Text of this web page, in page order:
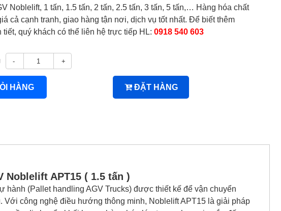
Noblelift, 1 tấn, 1.5 tấn, 2 tấn, 2.5 tấn, 3 tấn, 5 tấn,… Hàng hóa chất
cả cạnh tranh, giao hàng tận nơi, dịch vụ tốt nhất. Để biết thêm
tiết, quý khách có thể liên hệ trực tiếp HL: 0918 540 603
- +
HÀNG ĐẶT HÀNG
Noblelift APT15 ( 1.5 tấn )
hành (Pallet handling AGV Trucks) được thiết kế để vận chuyển
Với công nghệ điều hướng thông minh, Noblelift APT15 là giải pháp